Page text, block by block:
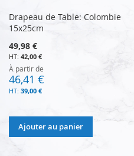
Drapeau de Table: Colombie
15x25cm
49,98 €
42,00 €
À partir de
46,41 €
39,00 €
Ajouter au panier